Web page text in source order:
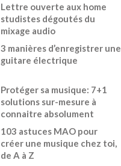
Lettre ouverte aux home
studistes dégoutés du
mixage audio
3 manières d’enregistrer une
guitare électrique
Protéger sa musique: 7+1
solutions sur-mesure à
connaitre absolument
103 astuces MAO pour
créer une musique chez toi,
de A à Z